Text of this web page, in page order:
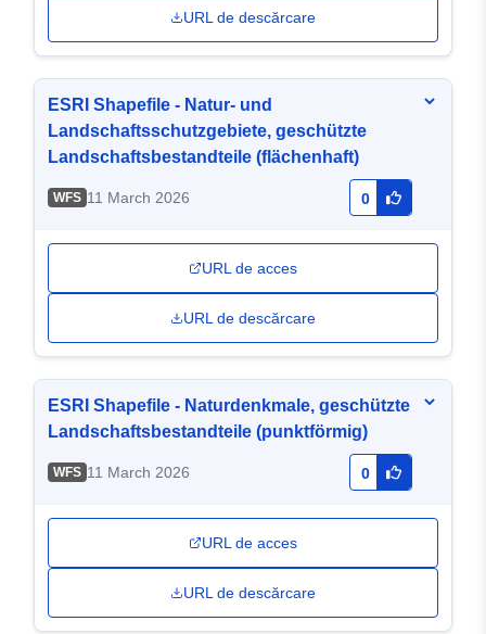
URL de descărcare
ESRI Shapefile - Natur- und
Landschaftsschutzgebiete, geschützte
Landschaftsbestandteile (flächenhaft)
WFS 11 March 2026 0
URL de acces
URL de descărcare
ESRI Shapefile - Naturdenkmale, geschützte
Landschaftsbestandteile (punktförmig)
WFS 11 March 2026 0
URL de acces
URL de descărcare